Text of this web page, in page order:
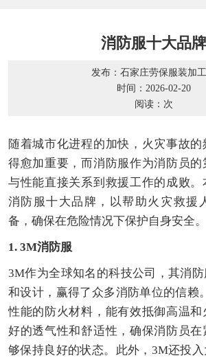
消防服十大品牌
发布：石家庄劳保服装加
时间：2026-02-20
阅读： 次
随着城市化进程的加快，火灾事故
得愈加重要，而消防服作为消防员
与性能直接关系到救援工作的成败
消防服十大品牌，以帮助火灾救援
备，确保在危险情况下保护自身安全。
1. 3M消防服
3M作为全球知名的科技公司，其消
和设计，赢得了众多消防单位的信赖
性能的防火材料，能有效抵御高温和
好的透气性和舒适性，确保消防员
够保持良好的状态。此外，3M还投